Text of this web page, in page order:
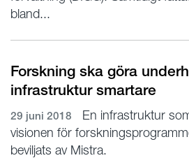
bland...
Forskning ska göra
infrastruktur smartare
29 juni 2018
En infrastruktur
visionen för
beviljats av Mistra.